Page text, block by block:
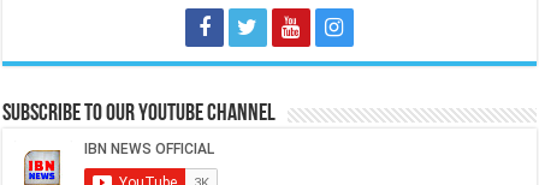
Subscribe to our Youtube Channel